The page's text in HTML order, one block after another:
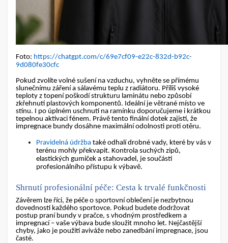
Foto: https://chatgpt.com/c/69e7cf09-e22c-832d-b92c-
9d080fe30cfc
Pokud zvolíte volné sušení na vzduchu, vyhněte se přímému
slunečnímu záření a sálavému teplu z radiátoru. Příliš vysoké
teploty z topení poškodí strukturu laminátu nebo způsobí
zkřehnutí plastových komponentů. Ideální je větrané místo ve
stínu. I po úplném uschnutí na ramínku doporučujeme i krátkou
tepelnou aktivaci fénem. Právě tento finální dotek zajistí, že
impregnace bundy dosáhne maximální odolnosti proti otěru.
Pravidelná údržba také odhalí drobné vady, které by vás v
terénu mohly překvapit. Kontrola suchých zipů,
elastických gumiček a stahovadel, je součástí
profesionálního přístupu k výbavě.
Shrnutí profesionální péče: Cesta k trvalé funkčnosti
Závěrem lze říci, že péče o sportovní oblečení je nezbytnou
dovedností každého sportovce. Pokud budete dodržovat
postup praní bundy v pračce, s vhodným prostředkem a
impregnací – vaše výbava bude sloužit mnoho let. Nejčastější
chyby, jako je použití aviváže nebo zanedbání impregnace, jsou
časté.